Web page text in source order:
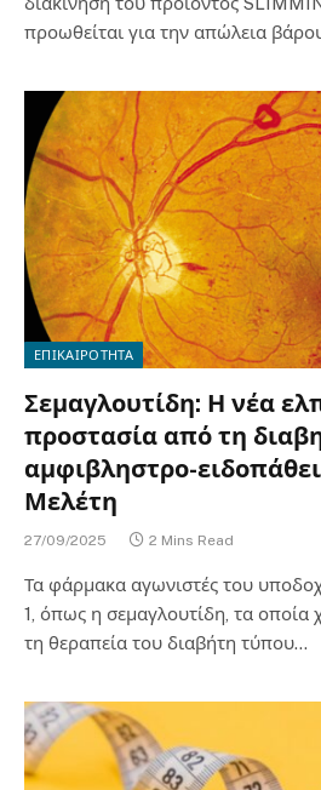
προωθείται για την απώλεια
ΕΠΙΚΑΙΡΟΤΗΤΑ
Σεμαγλουτίδη: Η νέα
προστασία από τη
αμφιβληστρο-
Μελέτη
27/09/2025 2 Mins Read
Τα φάρμακα αγωνιστές του
1, όπως η σεμαγλουτίδη, τα οποία
τη θεραπεία του διαβήτη τύπου…